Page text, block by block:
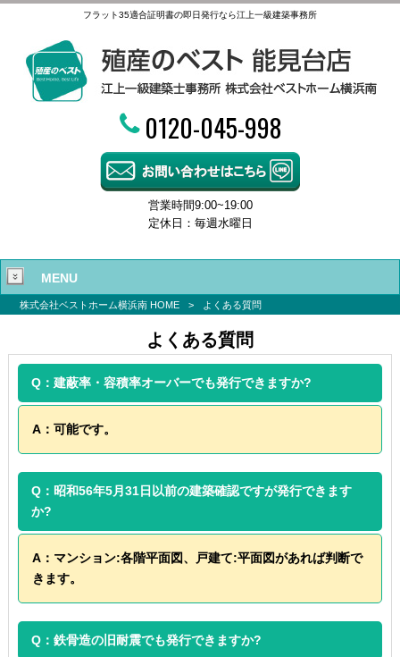
フラット35適合証明書の即日発行なら江上一級建築事務所
0120-045-998
営業時間9:00~19:00
定休日：毎週水曜日
MENU
株式会社ベストホーム横浜南 HOME > よくある質問
よくある質問
Q：建蔽率・容積率オーバーでも発行できますか?
A：可能です。
Q：昭和56年5月31日以前の建築確認ですが発行できます
か?
A：マンション:各階平面図、戸建て:平面図があれば判断で
きます。
Q：鉄骨造の旧耐震でも発行できますか?